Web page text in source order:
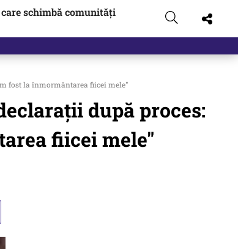
schimbă comunități
fost la înmormântarea fiicei mele"
după proces:
fiicei mele"